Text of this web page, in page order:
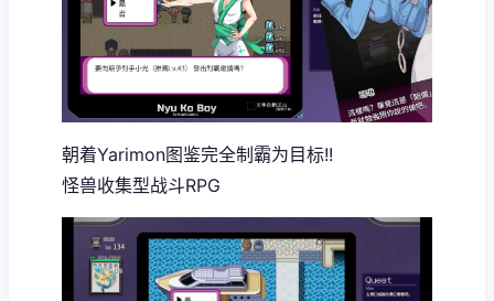
朝着Yarimon图鉴完全制霸为目标!!
怪兽收集型战斗RPG